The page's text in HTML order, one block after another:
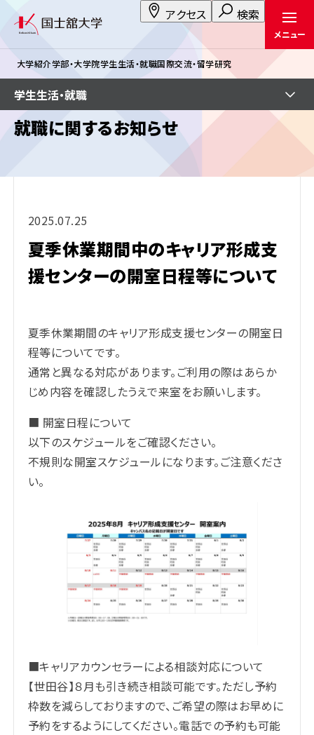
アクセス 検索
メニュー
大学紹介学部・大学院学生生活・就職国際交流・留学研究
就職に関するお知らせ
2025.07.25
夏季休業期間中のキャリア形成支
援センターの開室日程等について
夏季休業期間のキャリア形成支援センターの開室日
程等についてです。
通常と異なる対応があります。ご利用の際はあらか
じめ内容を確認したうえで来室をお願いします。
■ 開室日程について
以下のスケジュールをご確認ください。
不規則な開室スケジュールになります。ご注意くださ
い。
■キャリアカウンセラーによる相談対応について
【世田谷】８月も引き続き相談可能です。ただし予約
枠数を減らしておりますので、ご希望の際はお早めに
予約をするようにしてください。電話での予約も可能
学生生活・就職